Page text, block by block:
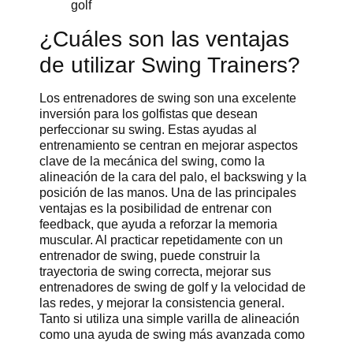
¿Cuáles son las ventajas
de utilizar Swing Trainers?
Los entrenadores de swing son una excelente
inversión para los golfistas que desean
perfeccionar su swing. Estas ayudas al
entrenamiento se centran en mejorar aspectos
clave de la mecánica del swing, como la
alineación de la cara del palo, el backswing y la
posición de las manos. Una de las principales
ventajas es la posibilidad de entrenar con
feedback, que ayuda a reforzar la memoria
muscular. Al practicar repetidamente con un
entrenador de swing, puede construir la
trayectoria de swing correcta, mejorar sus
entrenadores de swing de golf y la velocidad de
las redes, y mejorar la consistencia general.
Tanto si utiliza una simple varilla de alineación
como una ayuda de swing más avanzada como